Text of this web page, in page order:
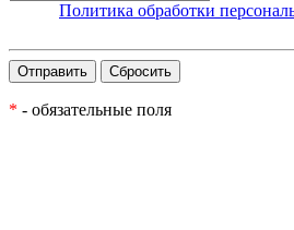
Политика обработки
* - обязательные поля